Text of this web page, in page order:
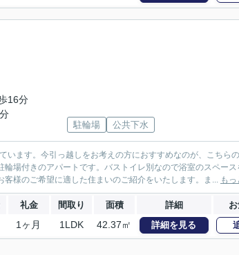
16分
駐輪場 公共下水
ます。今引っ越しをお考えの方におすすめなのが、こちら
場付きのアパートです。バストイレ別なので浴室のスペース
様のご希望に適した住まいのご紹介をいたします。ま... も
礼金 間取り 面積 詳細
1ヶ月 1LDK 42.37㎡ 詳細を見る